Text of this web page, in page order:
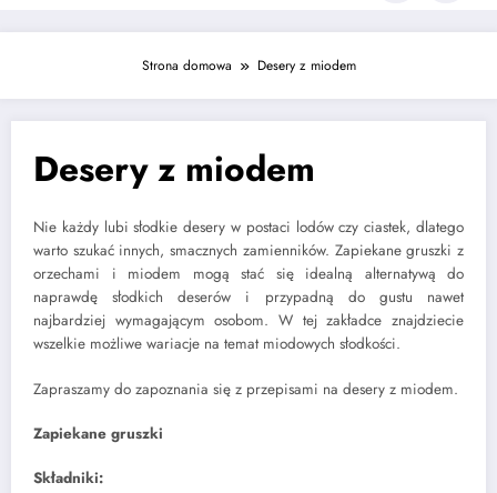
Strona domowa Desery z miodem
Desery z miodem
Nie każdy lubi słodkie desery w postaci lodów czy ciastek, dlatego
warto szukać innych, smacznych zamienników. Zapiekane gruszki z
orzechami i miodem mogą stać się idealną alternatywą do
naprawdę słodkich deserów i przypadną do gustu nawet
najbardziej wymagającym osobom. W tej zakładce znajdziecie
wszelkie możliwe wariacje na temat miodowych słodkości.
Zapraszamy do zapoznania się z przepisami na desery z miodem.
Zapiekane gruszki
Składniki: